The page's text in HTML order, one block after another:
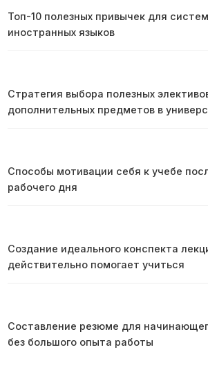
Топ-10 полезных привычек для
иностранных языков
Стратегия выбора полезных
дополнительных предметов в
Способы мотивации себя к учебе
рабочего дня
Создание идеального конспекта
действительно помогает учиться
Составление резюме для
без большого опыта работы